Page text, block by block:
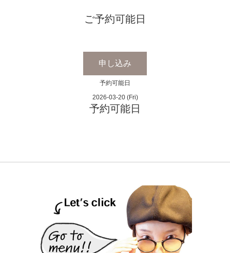
ご予約可能日
申し込み
予約可能日
2026-03-20 (Fri)
予約可能日